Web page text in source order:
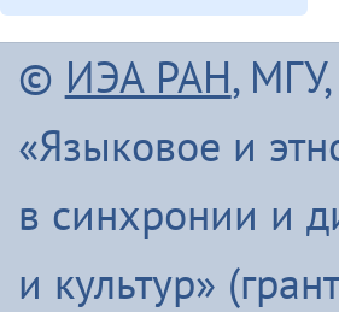
© ИЭА РАН,
«Языковое и
в синхронии и
и культур»